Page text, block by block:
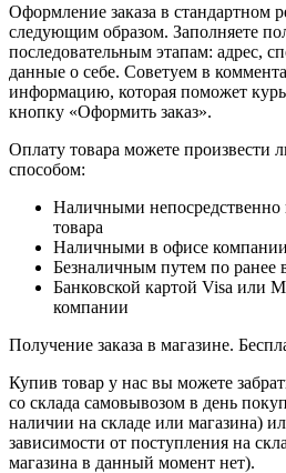
Оформление заказа в стандартном
следующим образом. Заполняете
последовательным этапам: адрес,
данные о себе. Советуем в
информацию, которая поможет
кнопку «Оформить заказ».
Оплату товара можете
способом:
Наличными непосредственно
товара
Наличными в офисе компании
Безналичным путем по ранее
Банковской картой Visa или
компании
Получение заказа в магазине.
Купив товар у нас вы можете
со склада самовывозом в день
наличии на складе или магазина)
зависимости от поступления на
магазина в данный момент нет).